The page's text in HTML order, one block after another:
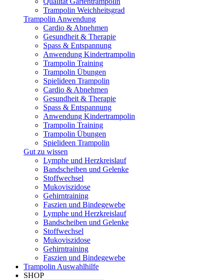
Trampolin Weichheitsgrad
Trampolin Anwendung
Cardio & Abnehmen
Gesundheit & Therapie
Spass & Entspannung
Anwendung Kindertrampolin
Trampolin Training
Trampolin Übungen
Spielideen Trampolin
Cardio & Abnehmen
Gesundheit & Therapie
Spass & Entspannung
Anwendung Kindertrampolin
Trampolin Training
Trampolin Übungen
Spielideen Trampolin
Gut zu wissen
Lymphe und Herzkreislauf
Bandscheiben und Gelenke
Stoffwechsel
Mukoviszidose
Gehirntraining
Faszien und Bindegewebe
Lymphe und Herzkreislauf
Bandscheiben und Gelenke
Stoffwechsel
Mukoviszidose
Gehirntraining
Faszien und Bindegewebe
Trampolin Auswahlhilfe
SHOP